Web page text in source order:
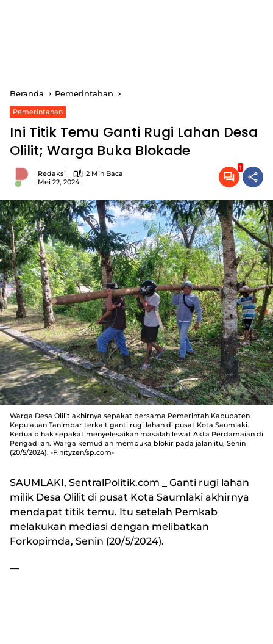
Beranda Pemerintahan
Pemerintahan
Ini Titik Temu Ganti Rugi Lahan Desa
Olilit; Warga Buka Blokade
Redaksi
2 Min Baca
Mei 22, 2024
1
Warga Desa Olilit akhirnya sepakat bersama Pemerintah Kabupaten
Kepulauan Tanimbar terkait ganti rugi lahan di pusat Kota Saumlaki.
Kedua pihak sepakat menyelesaikan masalah lewat Akta Perdamaian di
Pengadilan. Warga kemudian membuka blokir pada jalan itu, Senin
(20/5/2024). -F:nityzen/sp.com-
SAUMLAKI, SentralPolitik.com _ Ganti rugi lahan
milik Desa Olilit di pusat Kota Saumlaki akhirnya
mendapat titik temu. Itu setelah Pemkab
melakukan mediasi dengan melibatkan
Forkopimda, Senin (20/5/2024).
—